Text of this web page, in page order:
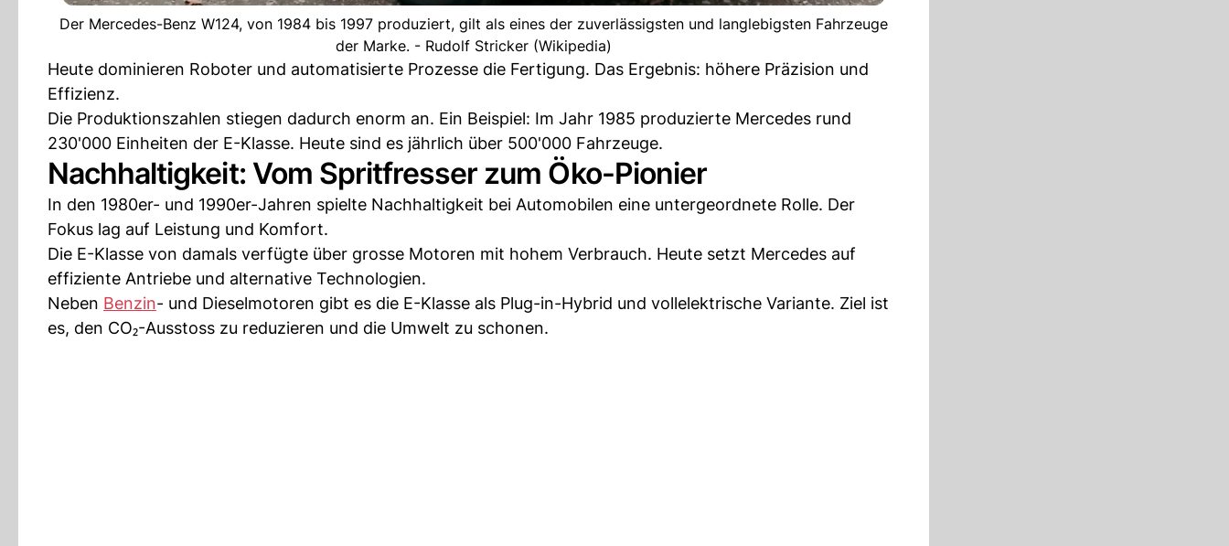
Der Mercedes-Benz W124, von 1984 bis 1997 produziert, gilt als eines der zuverlässigsten und langlebigsten Fahrzeuge
der Marke. - Rudolf Stricker (Wikipedia)
Heute dominieren Roboter und automatisierte Prozesse die Fertigung. Das Ergebnis: höhere Präzision und
Effizienz.
Die Produktionszahlen stiegen dadurch enorm an. Ein Beispiel: Im Jahr 1985 produzierte Mercedes rund
230'000 Einheiten der E-Klasse. Heute sind es jährlich über 500'000 Fahrzeuge.
Nachhaltigkeit: Vom Spritfresser zum Öko-Pionier
In den 1980er- und 1990er-Jahren spielte Nachhaltigkeit bei Automobilen eine untergeordnete Rolle. Der
Fokus lag auf Leistung und Komfort.
Die E-Klasse von damals verfügte über grosse Motoren mit hohem Verbrauch. Heute setzt Mercedes auf
effiziente Antriebe und alternative Technologien.
Neben Benzin- und Dieselmotoren gibt es die E-Klasse als Plug-in-Hybrid und vollelektrische Variante. Ziel ist
es, den CO₂-Ausstoss zu reduzieren und die Umwelt zu schonen.